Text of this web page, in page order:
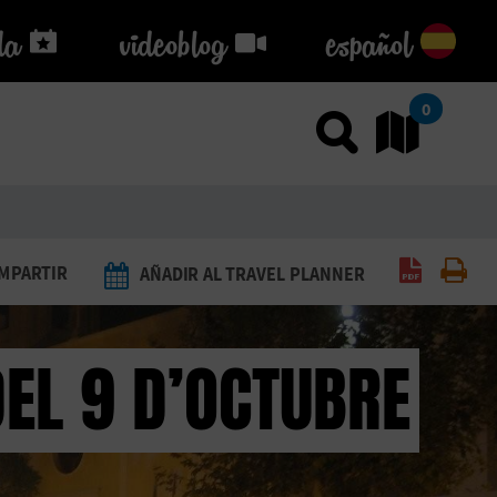
videoblog
videoblog español
Usar el
0
9 D’OCTUBRE
AÑADIR AL TRAVEL PLANNER Generar